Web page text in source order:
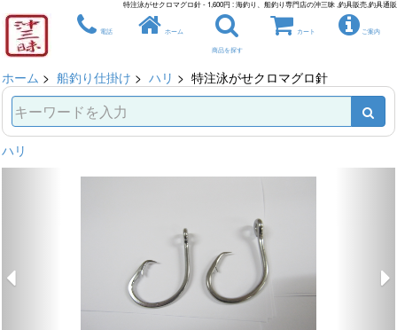
特注泳がせクロマグロ針 - 1,600円 : 海釣り、船釣り専門店の沖三昧 ,釣具販売,釣具通販
電話 ホーム
商品を探す
カート ご案内
ホーム > 船釣り仕掛け > ハリ > 特注泳がせクロマグロ針
ハリ